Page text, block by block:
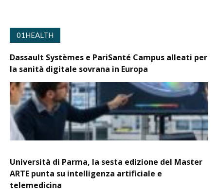
01HEALTH
Dassault Systèmes e PariSanté Campus alleati per
la sanità digitale sovrana in Europa
Università di Parma, la sesta edizione del Master
ARTE punta su intelligenza artificiale e
telemedicina